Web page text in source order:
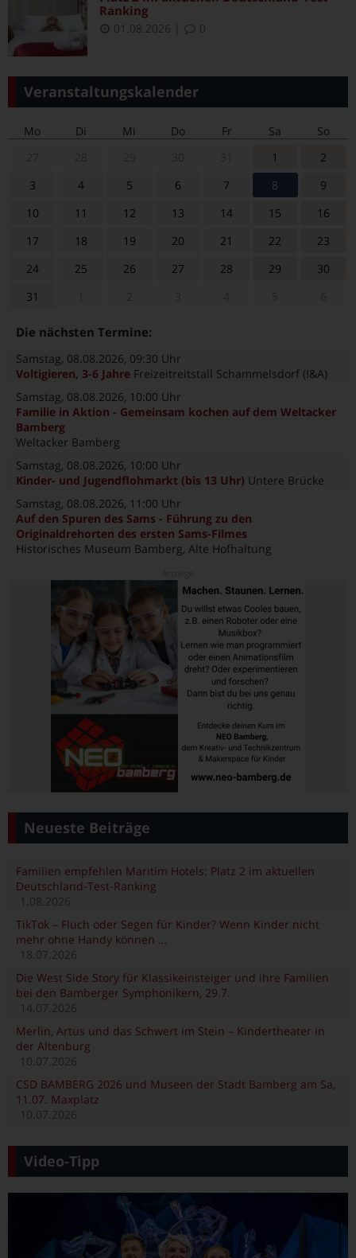
Ranking
01.08.2026 0
Veranstaltungskalender
Mo Di Mi Do Fr Sa
So
1
2
3
4 5 6 7 8
9
10
11 12 13 14 15
16
17
18 19 20 21 22
23
24
25 26 27 28 29
30
31
Die nächsten Termine:
Samstag, 08.08.2026, 09:30 Uhr
Voltigieren, 3-6 Jahre Freizeitreitstall Schammelsdorf (I&A)
Samstag, 08.08.2026, 10:00 Uhr
Familie in Aktion - Gemeinsam kochen auf dem Weltacker
Bamberg
Weltacker Bamberg
Samstag, 08.08.2026, 10:00 Uhr
Kinder- und Jugendflohmarkt (bis 13 Uhr) Untere Brücke
Samstag, 08.08.2026, 11:00 Uhr
Auf den Spuren des Sams - Führung zu den
Originaldrehorten des ersten Sams-Filmes
Historisches Museum Bamberg, Alte Hofhaltung
Neueste Beiträge
Familien empfehlen Maritim Hotels: Platz 2 im aktuellen
Deutschland-Test-Ranking
1.08.2026
TikTok – Fluch oder Segen für Kinder? Wenn Kinder nicht
mehr ohne Handy können …
18.07.2026
Die West Side Story für Klassikeinsteiger und ihre Familien
bei den Bamberger Symphonikern, 29.7.
14.07.2026
Merlin, Artus und das Schwert im Stein – Kindertheater in
der Altenburg
10.07.2026
CSD BAMBERG 2026 und Museen der Stadt Bamberg am Sa,
11.07. Maxplatz
10.07.2026
Video-Tipp